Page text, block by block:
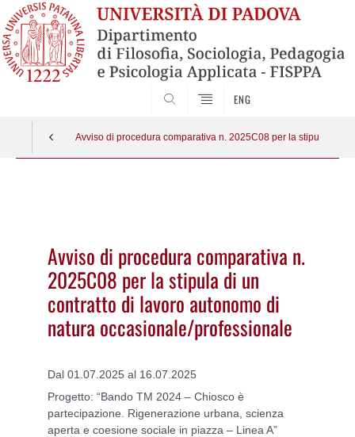
ENG
Avviso di procedura comparativa n. 2025C08 per la stipula di
Avviso di procedura comparativa n.
2025C08 per la stipula di un
contratto di lavoro autonomo di
natura occasionale/professionale
Dal 01.07.2025 al 16.07.2025
Progetto: “Bando TM 2024 – Chiosco è
partecipazione. Rigenerazione urbana, scienza
aperta e coesione sociale in piazza – Linea A”